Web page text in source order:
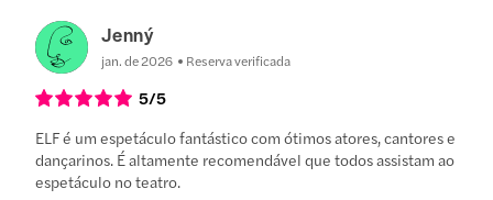
Jenný
jan. de 2026 Reserva verificada
5/5
ELF é um espetáculo fantástico com ótimos atores, cantores e
dançarinos. É altamente recomendável que todos assistam ao
espetáculo no teatro.